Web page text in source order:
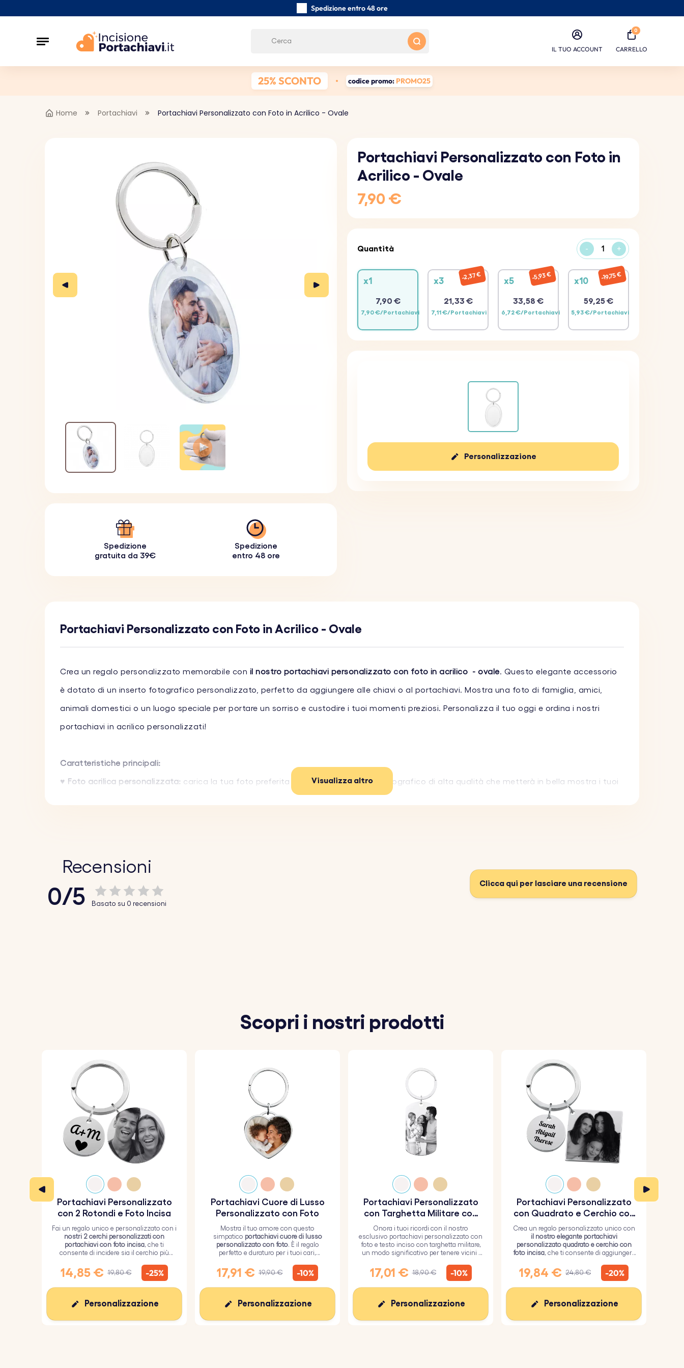
Spedizione entro 48 ore
IL TUO ACCOUNT
0
CARRELLO
25% SCONTO codice promo: PROMO25
Home Portachiavi Portachiavi Personalizzato con Foto in Acrilico - Ovale
Spedizione
gratuita da 39€
Spedizione
entro 48 ore
Portachiavi Personalizzato con Foto in
Acrilico - Ovale
7,90 €
Quantità - +
x1
7,90 €
7,90 €/Portachiavi
x3
21,33 €
7,11 €/Portachiavi
2,37 € x5
33,58 €
6,72 €/Portachiavi
5,93 € x10
59,25 €
5,93 €/Portachiavi
19,75 €
Personalizzazione
Portachiavi Personalizzato con Foto in Acrilico - Ovale
Crea un regalo personalizzato memorabile con il nostro portachiavi personalizzato con foto in acrilico - ovale. Questo elegante accessorio
è dotato di un inserto fotografico personalizzato, perfetto da aggiungere alle chiavi o al portachiavi. Mostra una foto di famiglia, amici,
animali domestici o un luogo speciale per portare un sorriso e custodire i tuoi momenti preziosi. Personalizza il tuo oggi e ordina i nostri
portachiavi in acrilico personalizzati!
Caratteristiche principali:
♥ Foto acrilica personalizzata: carica la tua foto preferita e creeremo un inserto fotografico di alta qualità che metterà in bella mostra i tuoi
unico e personale. Il design è leggero e si abbina a qualsiasi set di chiavi o portachiavi con il suo look elegante.
Materiale: portachiavi in ​​acrilico
Visualizza altro
Recensioni
0/5 Basato su 0 recensioni
Clicca qui per lasciare una recensione
Scopri i nostri prodotti
Portachiavi Personalizzato
con 2 Rotondi e Foto Incisa
Fai un regalo unico e personalizzato con i
nostri 2 cerchi personalizzati con
portachiavi con foto incisa, che ti
consente di incidere sia il cerchio più
sia il cerchio più piccolo con del testo.
14,85 € 19,80 € -25%
Personalizzazione
Portachiavi Cuore di Lusso
Personalizzato con Foto
Mostra il tuo amore con questo
simpatico portachiavi cuore di lusso
personalizzato con foto. È il regalo
perfetto e duraturo per i tuoi cari,
epossidico.
17,91 € 19,90 € -10%
Personalizzazione
Portachiavi Personalizzato
con Targhetta Militare con
Foto e Testo Inciso
Onora i tuoi ricordi con il nostro
esclusivo portachiavi personalizzato con
foto e testo inciso con targhetta militare,
un modo significativo per tenere vicini i
17,01 € 18,90 € -10%
Personalizzazione
Portachiavi Personalizzato
con Quadrato e Cerchio con
Foto Incisa
Crea un regalo personalizzato unico con
il nostro elegante portachiavi
personalizzato quadrato e cerchio con
foto incisa, che ti consente di aggiungere
quadrato e un testo sul cerchio.
19,84 € 24,80 € -20%
Personalizzazione